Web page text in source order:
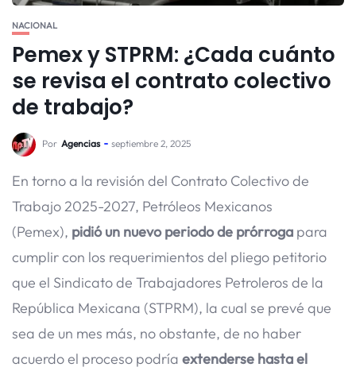
NACIONAL
Pemex y STPRM: ¿Cada cuánto
se revisa el contrato colectivo
de trabajo?
Por Agencias septiembre 2, 2025
En torno a la revisión del Contrato Colectivo de
Trabajo 2025-2027, Petróleos Mexicanos
(Pemex), pidió un nuevo periodo de prórroga para
cumplir con los requerimientos del pliego petitorio
que el Sindicato de Trabajadores Petroleros de la
República Mexicana (STPRM), la cual se prevé que
sea de un mes más, no obstante, de no haber
acuerdo el proceso podría extenderse hasta el